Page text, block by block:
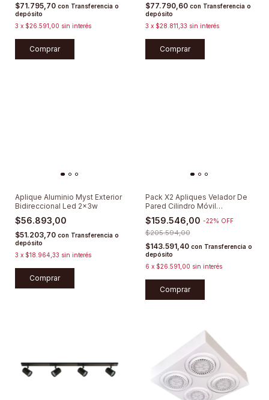
$71.795,70 con Transferencia o
depósito
3 x $26.591,00 sin interés
Comprar
$77.790,60 con Transferencia o
depósito
3 x $28.811,33 sin interés
Comprar
Aplique Aluminio Myst Exterior
Bidireccional Led 2x3w
$56.893,00
$51.203,70 con Transferencia o
depósito
3 x $18.964,33 sin interés
Comprar
Pack X2 Apliques Velador De
Pared Cilindro Móvil
Minimalista
$159.546,00 -22% OFF
$205.594,00
$143.591,40 con Transferencia o
depósito
6 x $26.591,00 sin interés
Comprar